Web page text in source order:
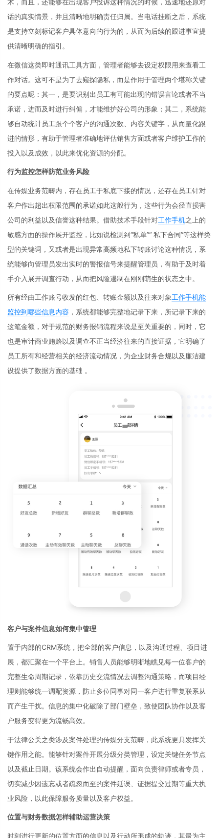
术，而且，还能够在出现客户投诉这种情况的时候，迅速地还原对
话的真实情景，并且清晰地明确责任归属。当电话挂断之后，系统
是支持立刻标记客户具体意向的行为的，从而为后续的跟进事宜提
供清晰明确的指引。
在微信这类即时通讯工具方面，管理者能够去设定权限用来查看工
作对话。这可不是为了去窥探隐私，而是作用于管理两个堪称关键
的要点呢：其一，是要识别出员工有可能出现的错误言论或者不当
承诺，进而及时进行纠偏，才能维护好公司的形象；其二，系统能
够自动统计员工跟个个客户的沟通次数、内容关键字，从而量化跟
进的情形，有助于管理者准确地评估销售方面或者客户维护工作的
投入以及成效，以此来优化资源的分配。
行为监控怎样防范业务风险
在传媒业务范畴内，存在员工于私底下接的情况，还存在员工针对
客户作出超出权限范围的承诺如此这般行为，这些行为会径直损害
公司的利益以及信誉这种结果。借助技术手段针对工作手机之上的
敏感方面的操作展开监控，比如说检测到“私单”“ 私下合同”等这样类
型的关键词，又或者是出现异常高频地私下转账讨论这种情况，系
统能够向管理员发出实时的警报信号来提醒管理员，有助于及时着
手介入展开调查行动，从而把风险遏制在刚刚萌生的状态之中。
所有经由工作账号收发的红包、转账金额以及往来对象工作手机能
监控到哪些信息内容 ，系统都能够完整地记录下来，所记录下来的
这笔金额，对于规范的财务报销流程来说是至关重要的，同时，它
也是审计商业贿赂以及调查不正当经济往来的直接证据，它明确了
员工所有和经营相关的经济流动情况，为企业财务合规以及廉洁建
设提供了数据方面的基础 。
客户与案件信息如何集中管理
置于内部的CRM系统，把全部的客户信息，以及沟通过程、项目进
展，都汇聚在一个平台上。销售人员能够明晰地瞧见每一位客户的
完整生命周期记录，依靠历史交流情况去调整沟通策略，而项目经
理则能够统一调配资源，防止多位同事对同一客户进行重复联系从
而产生干扰。信息的集中化破除了部门壁垒，致使团队协作以及客
户服务变得更为流畅高效。
于法律公关之类涉及案件处理的传媒分支范畴，此系统更具发挥关
键作用之能。能够针对案件开展分级分类管理，设定关键任务节点
以及截止日期。该系统会作出自动提醒，面向负责律师或者专员，
切实减少因遗忘或者疏忽而至的案件延误、证据提交过期等重大执
业风险，以此保障服务质量以及客户权益。
位置与财务数据怎样辅助运营决策
时刻进行更新的位置方面的信息以及行动所形成的轨迹，其最为主